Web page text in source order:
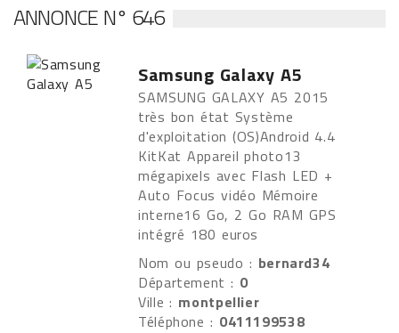
ANNONCE N° 646
Samsung Galaxy A5
SAMSUNG GALAXY A5 2015
très bon état Système
d'exploitation (OS)Android 4.4
KitKat Appareil photo13
mégapixels avec Flash LED +
Auto Focus vidéo Mémoire
interne16 Go, 2 Go RAM GPS
intégré 180 euros
Nom ou pseudo : bernard34
Département : 0
Ville : montpellier
Téléphone : 0411199538